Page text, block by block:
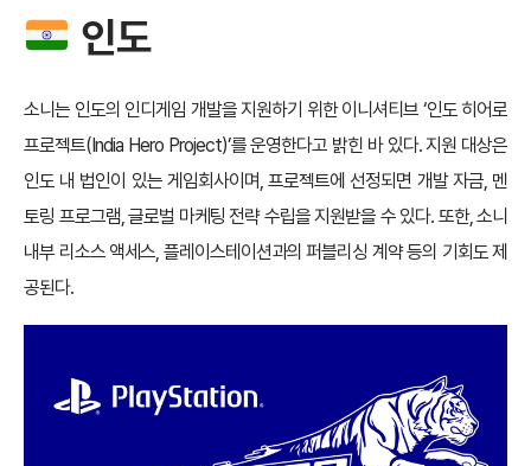
인도
소니는 인도의 인디게임 개발을 지원하기 위한 이니셔티브 ‘인도 히어로
프로젝트(India Hero Project)’를 운영한다고 밝힌 바 있다. 지원 대상은
인도 내 법인이 있는 게임회사이며, 프로젝트에 선정되면 개발 자금, 멘
토링 프로그램, 글로벌 마케팅 전략 수립을 지원받을 수 있다. 또한, 소니
내부 리소스 액세스, 플레이스테이션과의 퍼블리싱 계약 등의 기회도 제
공된다.